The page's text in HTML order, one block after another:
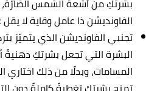
بشرتكِ من أشعة الشمس
الفاونديشن ذا عامل وقاية لا يقل عن 30
تجنبي الفاونديشن الذي يتميّز
البشرة التي تجعل بشرتكِ دهنيةً
المسامات، وبدلًا من ذلك اختاري